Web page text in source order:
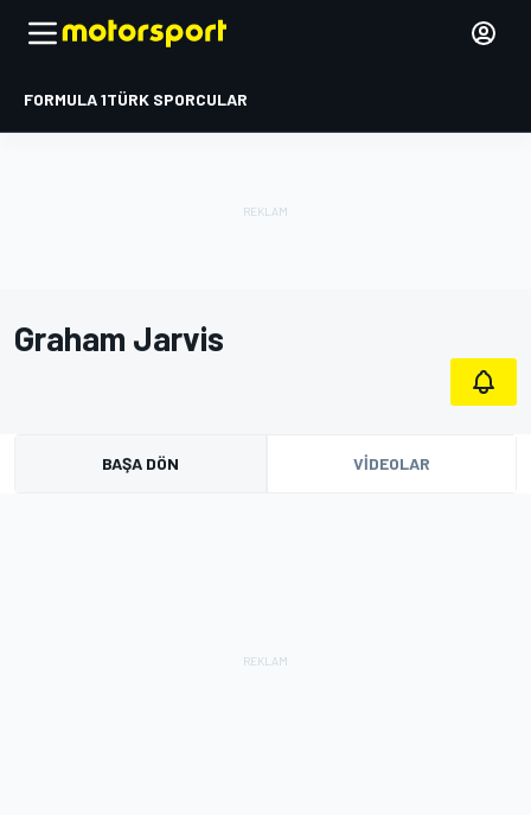
FORMULA 1TÜRK SPORCULAR
Graham Jarvis
BAŞA DÖN VIDEOLAR